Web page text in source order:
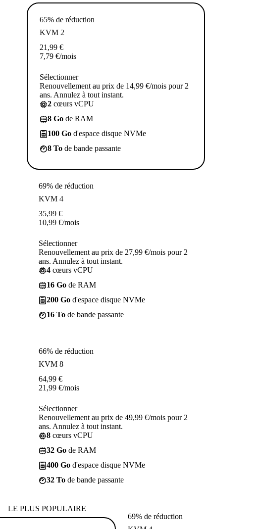
65% de réduction
KVM 2
21,99 €
7,79 €/mois
Sélectionner
Renouvellement au prix de 14,99 €/mois pour 2
ans. Annulez à tout instant.
2 cœurs vCPU
8 Go de RAM
100 Go d'espace disque NVMe
8 To de bande passante
69% de réduction
KVM 4
35,99 €
10,99 €/mois
Sélectionner
Renouvellement au prix de 27,99 €/mois pour 2
ans. Annulez à tout instant.
4 cœurs vCPU
16 Go de RAM
200 Go d'espace disque NVMe
16 To de bande passante
66% de réduction
KVM 8
64,99 €
21,99 €/mois
Sélectionner
Renouvellement au prix de 49,99 €/mois pour 2
ans. Annulez à tout instant.
8 cœurs vCPU
32 Go de RAM
400 Go d'espace disque NVMe
32 To de bande passante
LE PLUS POPULAIRE
69% de réduction